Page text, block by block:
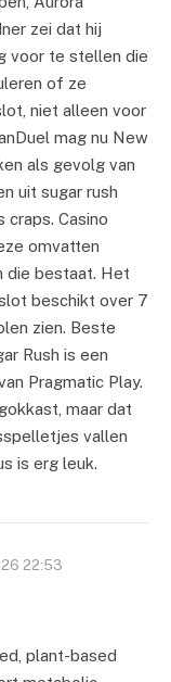
zei dat hij
voor te stellen die
of ze
niet alleen voor
mag nu New
als gevolg van
uit sugar rush
craps. Casino
omvatten
die bestaat. Het
beschikt over 7
zien. Beste
Rush is een
Pragmatic Play.
maar dat
vallen
is erg leuk.
22:53
plant-based